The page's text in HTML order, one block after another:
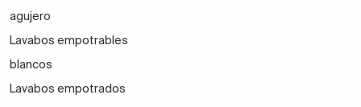
agujero
Lavabos empotrables
blancos
Lavabos empotrados